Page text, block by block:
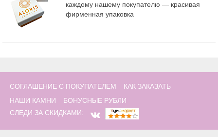
каждому нашему покупателю — красивая
фирменная упаковка
СОГЛАШЕНИЕ С ПОКУПАТЕЛЕМ
КАК ЗАКАЗАТЬ
НАШИ КАМНИ
БОНУСНЫЕ РУБЛИ
СЛЕДИ ЗА СКИДКАМИ: